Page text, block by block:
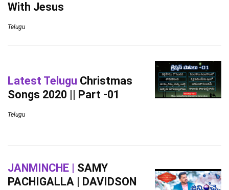
With Jesus
Telugu
Latest Telugu Christmas
Songs 2020 || Part -01
Telugu
JANMINCHE | SAMY
PACHIGALLA | DAVIDSON